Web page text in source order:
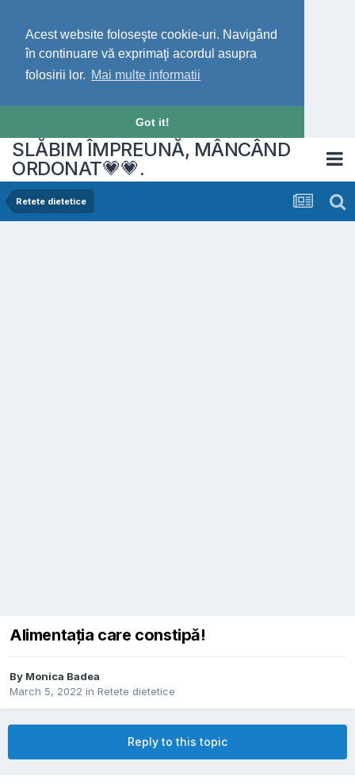
Acest website foloseşte cookie-uri. Navigând
în continuare vă exprimaţi acordul asupra
folosirii lor. Mai multe informatii
Got it!
SLĂBIM ÎMPREUNĂ, MÂNCÂND
ORDONAT💗💗.
Retete dietetice
Alimentația care constipă!
By Monica Badea
March 5, 2022 in Retete dietetice
Reply to this topic